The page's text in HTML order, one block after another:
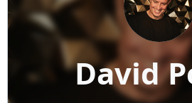
David